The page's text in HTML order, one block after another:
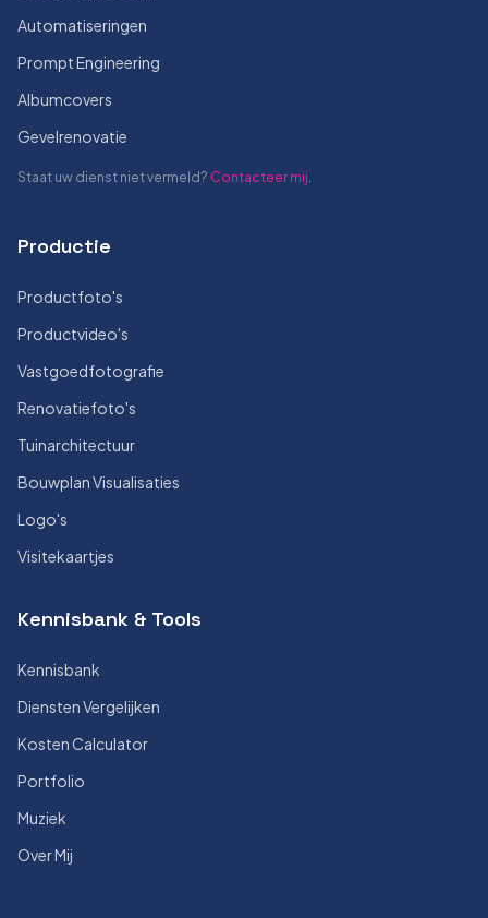
Automatiseringen
Prompt Engineering
Albumcovers
Gevelrenovatie
Staat uw dienst niet vermeld? Contacteer mij.
Productie
Productfoto's
Productvideo's
Vastgoedfotografie
Renovatiefoto's
Tuinarchitectuur
Bouwplan Visualisaties
Logo's
Visitekaartjes
Kennisbank & Tools
Kennisbank
Diensten Vergelijken
Kosten Calculator
Portfolio
Muziek
Over Mij